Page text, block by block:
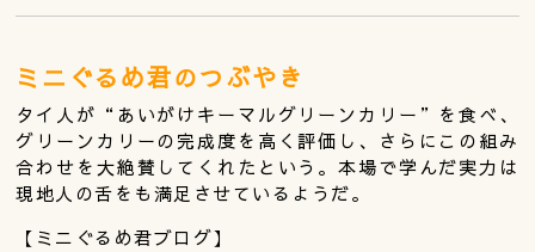
ミニぐるめ君のつぶやき
タイ人が“あいがけキーマルグリーンカリー”を食べ、
グリーンカリーの完成度を高く評価し、さらにこの組み
合わせを大絶賛してくれたという。本場で学んだ実力は
現地人の舌をも満足させているようだ。
【ミニぐるめ君ブログ】